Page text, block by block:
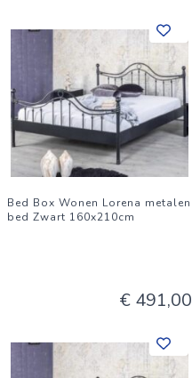
Bed Box Wonen Lorena metalen
bed Zwart 160x210cm
€ 491,00